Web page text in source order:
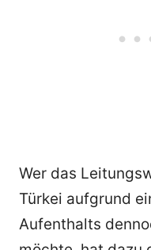
Wer das
Türkei aufgrund
Aufenthalts